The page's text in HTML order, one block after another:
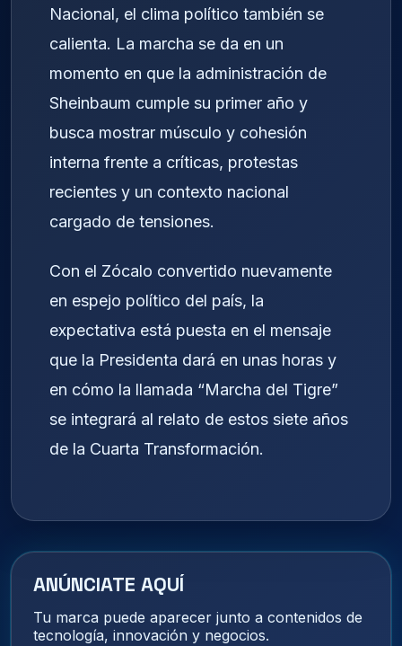
Nacional, el clima político también se
calienta. La marcha se da en un
momento en que la administración de
Sheinbaum cumple su primer año y
busca mostrar músculo y cohesión
interna frente a críticas, protestas
recientes y un contexto nacional
cargado de tensiones.
Con el Zócalo convertido nuevamente
en espejo político del país, la
expectativa está puesta en el mensaje
que la Presidenta dará en unas horas y
en cómo la llamada “Marcha del Tigre”
se integrará al relato de estos siete años
de la Cuarta Transformación.
ANÚNCIATE AQUÍ
Tu marca puede aparecer junto a contenidos de
tecnología, innovación y negocios.